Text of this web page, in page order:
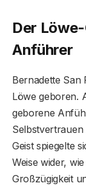
Der
Anführer
Bernadette San
Löwe geboren.
geborene
Geist spiegelte
Weise wider,
Großzügigkeit